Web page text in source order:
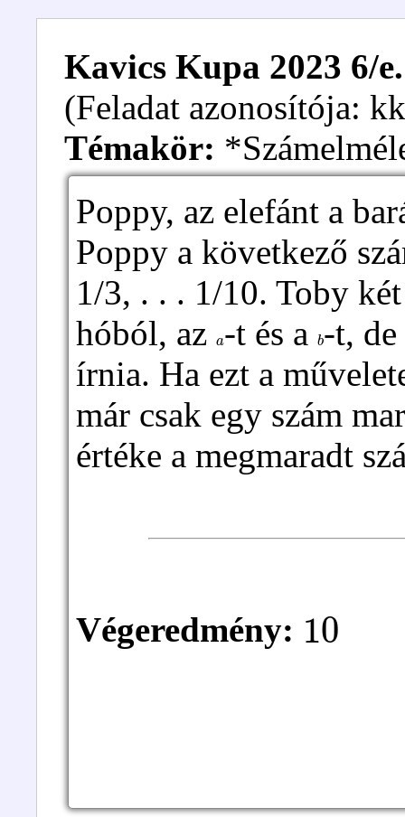
Kavics Kupa 2023 6/
(Feladat azonosítója:
Témakör:
Poppy, az elefánt a
Poppy a következő
1/3, . . . 1/10. Toby
hóból, az -t és a b-t,
írnia. Ha ezt a
már csak egy szám
értéke a megmaradt
Végeredmény: 10